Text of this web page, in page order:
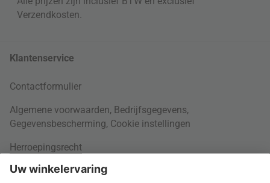
Verzendkosten
Klantenservice
Contactformulier
Algemene voorwaarden, Bedrijfsgegevens,
Gegevensbescherming, Cookie instellingen
Herroepingsrecht
Rondom je bestelling